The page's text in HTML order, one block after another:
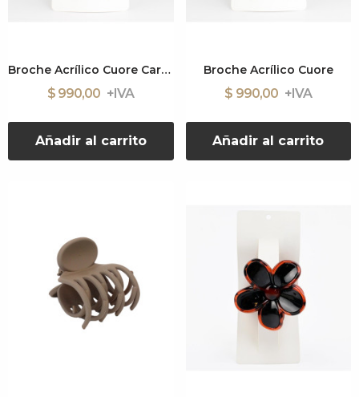
Broche Acrílico Cuore Carey
$ 990,00
Añadir al carrito
Broche Acrílico Cuore
$ 990,00
Añadir al carrito